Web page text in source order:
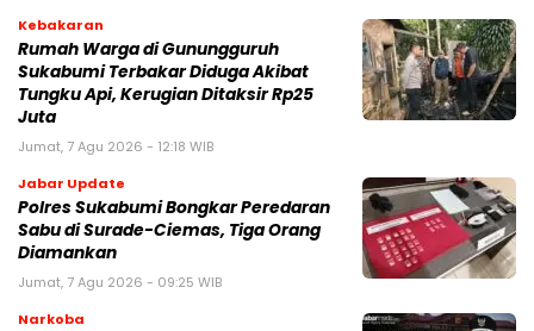
Kebakaran
‎Rumah Warga di Gunungguruh
Sukabumi Terbakar Diduga Akibat
Tungku Api, Kerugian Ditaksir Rp25
Juta
Jumat, 7 Agu 2026 - 12:18 WIB
Jabar Update
Polres Sukabumi Bongkar Peredaran
Sabu di Surade-Ciemas, Tiga Orang
Diamankan
Jumat, 7 Agu 2026 - 09:25 WIB
Narkoba